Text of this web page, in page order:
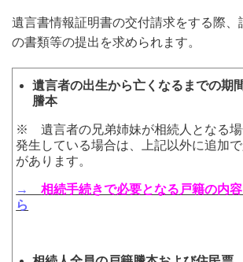
遺言書情報証明書の交付請求をする際、
の書類等の提出を求められます。
遺言者の出生から亡くなるまでの期
謄本
※ 遺言者の兄弟姉妹が相続人となる場
発生している場合は、上記以外に追加
があります。
→相続手続きで必要となる戸籍の内
ら